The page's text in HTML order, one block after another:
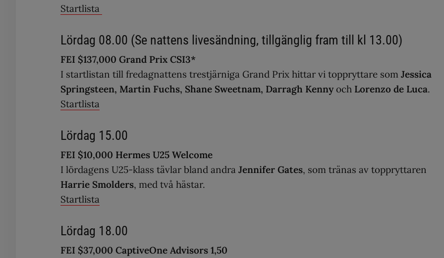
Startlista
Lördag 08.00 (Se nattens livesändning, tillgänglig fram till kl 13.00)
FEI $137,000 Grand Prix CSI3*
I startlistan till fredagnattens trestjärniga Grand Prix hittar vi toppryttare som Jessica
Springsteen, Martin Fuchs, Shane Sweetnam, Darragh Kenny och Lorenzo de Luca.
Startlista
Lördag 15.00
FEI $10,000 Hermes U25 Welcome
I lördagens U25-klass tävlar bland andra Jennifer Gates, som tränas av toppryttaren
Harrie Smolders, med två hästar.
Startlista
Lördag 18.00
FEI $37,000 CaptiveOne Advisors 1,50